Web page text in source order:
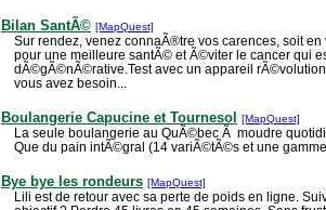
Bilan SantÃ© [MapQuest]
Sur rendez, venez connaÃ®tre vos carences, soit
pour une meilleure santÃ© et Ã©viter le cancer qui
dÃ©gÃ©nÃ©rative.Test avec un appareil
vous avez besoin...
Boulangerie Capucine et Tournesol [MapQuest]
La seule boulangerie au QuÃ©bec Ã moudre
Que du pain intÃ©gral (14 variÃ©tÃ©s et une
Bye bye les rondeurs [MapQuest]
Lili est de retour avec sa perte de poids en ligne.